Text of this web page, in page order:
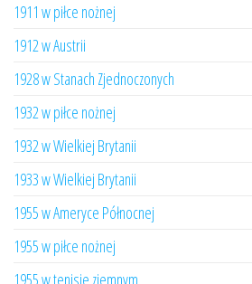
1911 w piłce nożnej
1912 w Austrii
1928 w Stanach Zjednoczonych
1932 w piłce nożnej
1932 w Wielkiej Brytanii
1933 w Wielkiej Brytanii
1955 w Ameryce Północnej
1955 w piłce nożnej
1955 w tenisie ziemnym